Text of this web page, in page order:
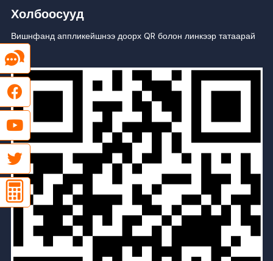
Холбоосууд
Вишнфанд аппликейшнээ доорх QR болон линкээр татаарай